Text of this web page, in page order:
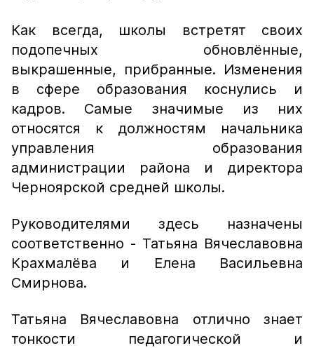
Как всегда, школы встретят своих
подопечных обновлённые,
выкрашенные, прибранные. Изменения
в сфере образования коснулись и
кадров. Самые значимые из них
относятся к должностям начальника
управления образования
администрации района и директора
Черноярской средней школы.
Руководителями здесь назначены
соответственно - Татьяна Вячеславовна
Крахмалёва и Елена Васильевна
Смирнова.
Татьяна Вячеславовна отлично знает
тонкости педагогической и